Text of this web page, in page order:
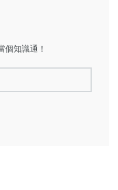
個知識通！